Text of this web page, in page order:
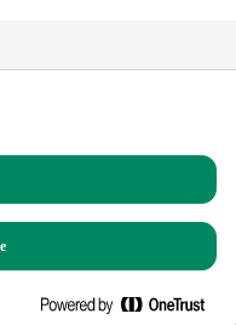
09.00 – 15.00)